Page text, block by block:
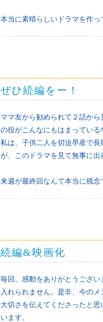
本当に素晴らしいドラマを作っ
ぜひ続編をー！
ママ友から勧められて２話か
の役がこんなにもはまっている
私は、子供二人を切迫早産で
が、このドラマを見て無事に出
来週が最終回なんて本当に残念
続編&映画化
毎回、感動をありがとうござ
入れられません。是非、今の
大切さを伝えてくださったと
います。